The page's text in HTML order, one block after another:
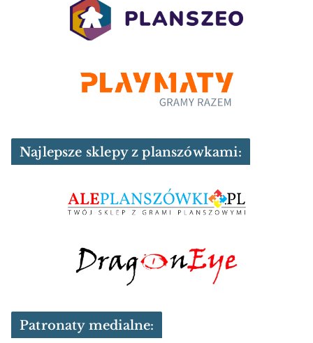
Najlepsze sklepy z planszówkami:
Patronaty medialne: